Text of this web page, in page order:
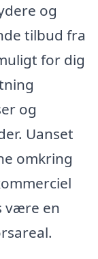
og
tilbud fra
for dig
og
Uanset
omkring
være en